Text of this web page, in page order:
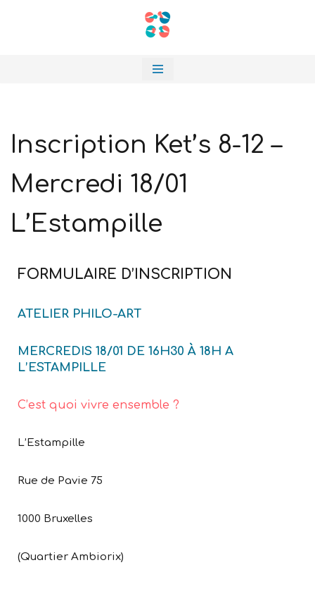
Inscription Ket’s 8-12 –
Mercredi 18/01
L’Estampille
FORMULAIRE D’INSCRIPTION
ATELIER PHILO-ART
MERCREDIS 18/01 DE 16H30 À 18H A
L’ESTAMPILLE
C’est quoi vivre ensemble ?
L’Estampille
Rue de Pavie 75
1000 Bruxelles
(Quartier Ambiorix)